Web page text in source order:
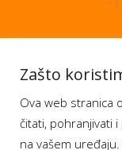
Zašto
Ova web stranica
čitati, pohranjivati
na vašem